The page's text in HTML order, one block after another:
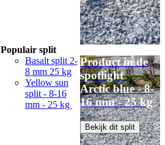
Populair split
Basalt split 2-
8 mm 25 kg
Yellow sun
split - 8-16
mm - 25 kg
Product in de
spotlight
Arctic blue - 8-
16 mm - 25 kg
Bekijk dit split